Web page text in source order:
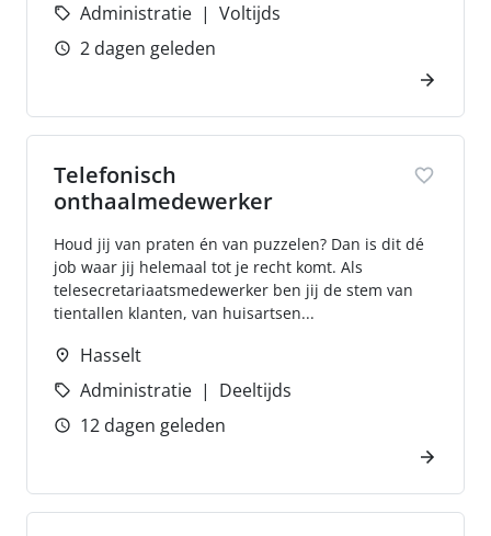
Administratie
Voltijds
2 dagen geleden
Telefonisch
onthaalmedewerker
Houd jij van praten én van puzzelen? Dan is dit dé
job waar jij helemaal tot je recht komt. Als
telesecretariaatsmedewerker ben jij de stem van
tientallen klanten, van huisartsen...
Hasselt
Administratie
Deeltijds
12 dagen geleden